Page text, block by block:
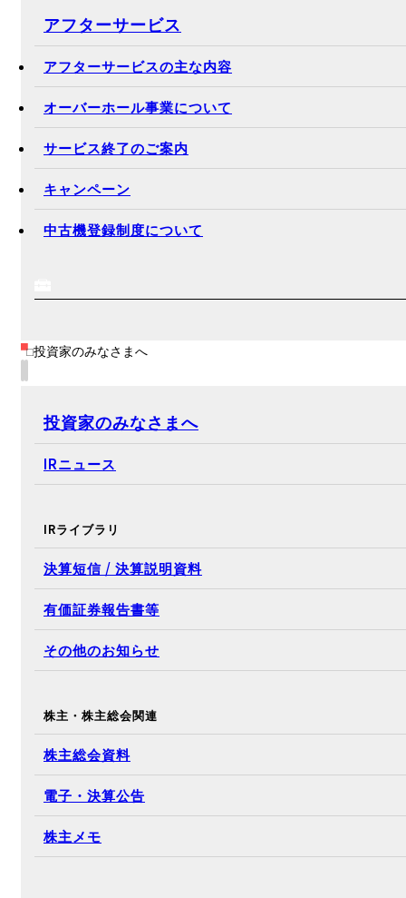
アフターサービス
アフターサービスの主な内容
オーバーホール事業について
サービス終了のご案内
キャンペーン
中古機登録制度について
投資家のみなさまへ
投資家のみなさまへ
IRニュース
IRライブラリ
決算短信 / 決算説明資料
有価証券報告書等
その他のお知らせ
株主・株主総会関連
株主総会資料
電子・決算公告
株主メモ